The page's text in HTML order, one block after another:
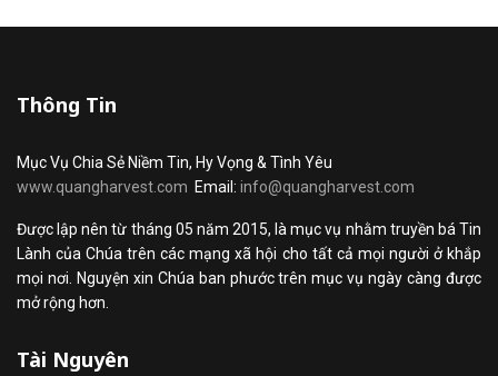
Thông Tin
Mục Vụ Chia Sẻ Niềm Tin, Hy Vọng & Tình Yêu
www.quangharvest.com Email: info@quangharvest.com
Được lập nên từ tháng 05 năm 2015, là mục vụ nhằm truyền bá Tin
Lành của Chúa trên các mạng xã hội cho tất cả mọi người ở khắp
mọi nơi. Nguyện xin Chúa ban phước trên mục vụ ngày càng được
mở rộng hơn.
Tài Nguyên